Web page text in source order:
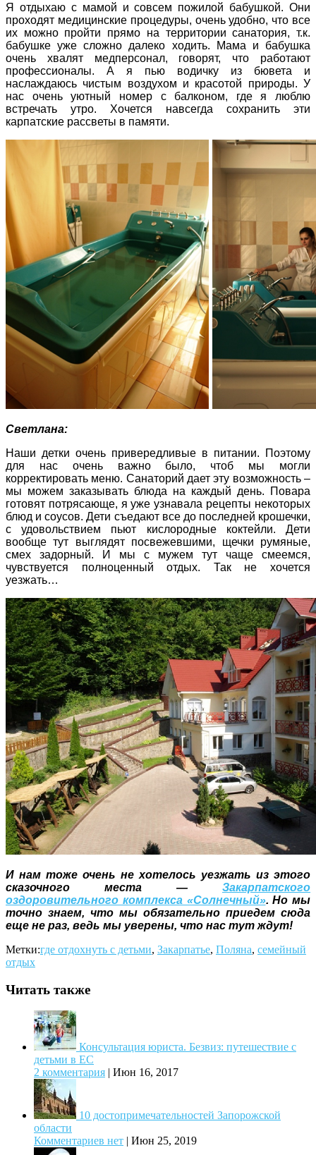
Я отдыхаю с мамой и совсем пожилой бабушкой. Они
проходят медицинские процедуры, очень удобно, что все
их можно пройти прямо на территории санатория, т.к.
бабушке уже сложно далеко ходить. Мама и бабушка
очень хвалят медперсонал, говорят, что работают
профессионалы. А я пью водичку из бювета и
наслаждаюсь чистым воздухом и красотой природы. У
нас очень уютный номер с балконом, где я люблю
встречать утро. Хочется навсегда сохранить эти
карпатские рассветы в памяти.
Светлана:
Наши детки очень привередливые в питании. Поэтому
для нас очень важно было, чтоб мы могли
корректировать меню. Санаторий дает эту возможность –
мы можем заказывать блюда на каждый день. Повара
готовят потрясающе, я уже узнавала рецепты некоторых
блюд и соусов. Дети съедают все до последней крошечки,
с удовольствием пьют кислородные коктейли. Дети
вообще тут выглядят посвежевшими, щечки румяные,
смех задорный. И мы с мужем тут чаще смеемся,
чувствуется полноценный отдых. Так не хочется
уезжать…
И нам тоже очень не хотелось уезжать из этого
сказочного места —
Закарпатского
оздоровительного комплекса «Солнечный».Но мы
точно знаем, что мы обязательно приедем сюда
еще не раз, ведь мы уверены, что нас тут ждут!
Метки:где отдохнуть с детьми, Закарпатье, Поляна, семейный
отдых
Читать также
Консультация юриста. Безвиз: путешествие с
детьми в ЕС
2 комментария | Июн 16, 2017
10 достопримечательностей Запорожской
области
Комментариев нет | Июн 25, 2019